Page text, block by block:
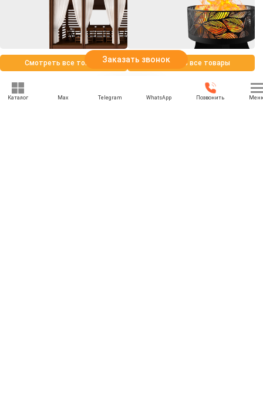
Смотреть все товары Смотреть все товары
Заказать звонок
Каталог Max Telegram WhatsApp Позвонить